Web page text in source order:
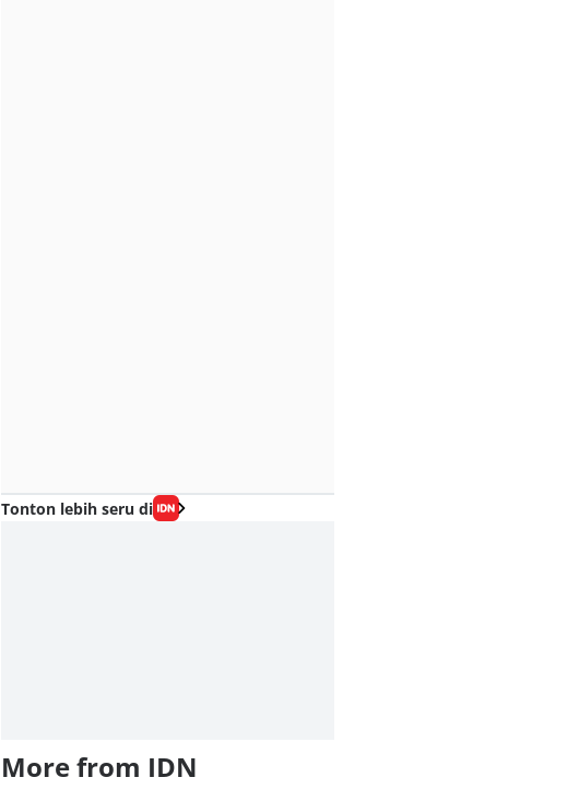
Tonton lebih seru di
More from IDN